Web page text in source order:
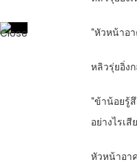
“หัวหน้าอ
หลิวรุ่ยอิ่ง
“ข้าน้อยรู้
อย่างไรเ
หัวหน้าอา